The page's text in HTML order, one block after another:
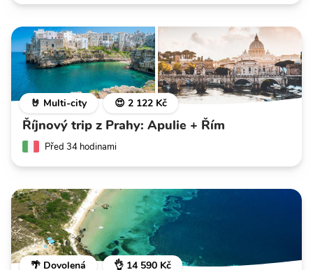
🤘 Multi-city 😍 2 122 Kč
Říjnový trip z Prahy: Apulie + Řím
Před 34 hodinami
🌴 Dovolená 👌 14 590 Kč